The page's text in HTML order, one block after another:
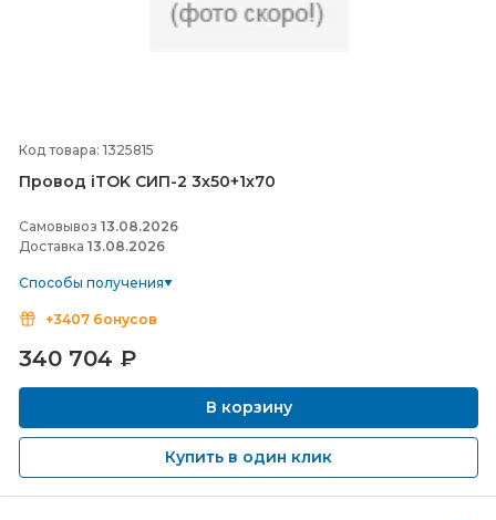
Код товара: 1325815
Провод iTOK СИП-2 3х50+1х70
Самовывоз 13.08.2026
Доставка 13.08.2026
Способы получения
+3407 бонусов
340 704 ₽
В корзину
Купить в один клик